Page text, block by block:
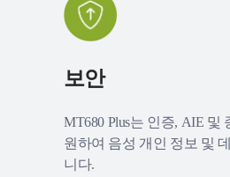
보안
MT680 Plus는 인증, AIE 및
원하여 음성 개인 정보 및
니다.